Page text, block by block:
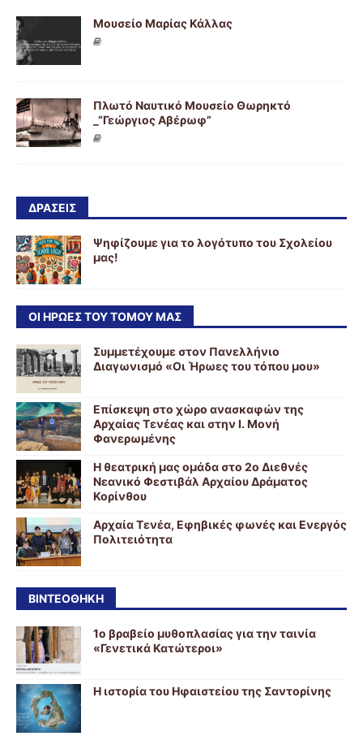
Μουσείο Μαρίας Κάλλας
Πλωτό Ναυτικό Μουσείο Θωρηκτό
_“Γεώργιος Αβέρωφ”
ΔΡΑΣΕΙΣ
Ψηφίζουμε για το λογότυπο του Σχολείου
μας!
ΟΙ ΉΡΩΕΣ ΤΟΥ ΤΌΜΟΥ ΜΑΣ
Συμμετέχουμε στον Πανελλήνιο
Διαγωνισμό «Οι Ήρωες του τόπου μου»
Επίσκεψη στο χώρο ανασκαφών της
Αρχαίας Τενέας και στην Ι. Μονή
Φανερωμένης
Η θεατρική μας ομάδα στο 2ο Διεθνές
Νεανικό Φεστιβάλ Αρχαίου Δράματος
Κορίνθου
Αρχαία Τενέα, Εφηβικές φωνές και Ενεργός
Πολιτειότητα
ΒΙΝΤΕΟΘΉΚΗ
1ο βραβείο μυθοπλασίας για την ταινία
«Γενετικά Κατώτεροι»
Η ιστορία του Ηφαιστείου της Σαντορίνης